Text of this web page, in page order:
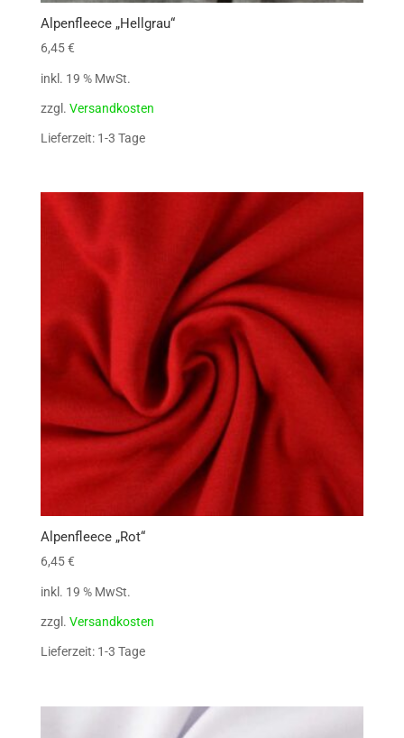
Alpenfleece „Hellgrau“
6,45€
inkl. 19 % MwSt.
zzgl. Versandkosten
Lieferzeit: 1-3 Tage
Alpenfleece „Rot“
6,45€
inkl. 19 % MwSt.
zzgl. Versandkosten
Lieferzeit: 1-3 Tage